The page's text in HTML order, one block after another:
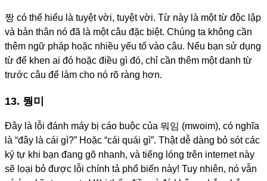
짱 có thể hiểu là tuyệt vời, tuyệt vời. Từ này là một từ độc lập
và bản thân nó đã là một câu đặc biệt. Chúng ta không cần
thêm ngữ pháp hoặc nhiều yếu tố vào câu. Nếu bạn sử dụng
từ để khen ai đó hoặc điều gì đó, chỉ cần thêm một danh từ
trước câu để làm cho nó rõ ràng hơn.
13. 뭥미
Đây là lỗi đánh máy bị cáo buộc của 뭐임 (mwoim), có nghĩa
là “đây là cái gì?” Hoặc “cái quái gì”. Thật dễ dàng bỏ sót các
ký tự khi bạn đang gõ nhanh, và tiếng lóng trên internet này
sẽ loại bỏ được lỗi chính tả phổ biến này! Tuy nhiên, nó vẫn